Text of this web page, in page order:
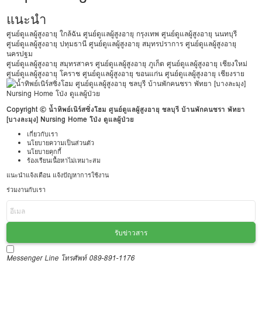
แนะนำ
ศูนย์ดูแลผู้สูงอายุ ใกล้ฉัน ศูนย์ดูแลผู้สูงอายุ กรุงเทพ ศูนย์ดูแลผู้สูงอายุ นนทบุรี
ศูนย์ดูแลผู้สูงอายุ ปทุมธานี ศูนย์ดูแลผู้สูงอายุ สมุทรปราการ ศูนย์ดูแลผู้สูงอายุ
นครปฐม
ศูนย์ดูแลผู้สูงอายุ สมุทรสาคร ศูนย์ดูแลผู้สูงอายุ ภูเก็ต ศูนย์ดูแลผู้สูงอายุ เชียงใหม่
ศูนย์ดูแลผู้สูงอายุ โคราช ศูนย์ดูแลผู้สูงอายุ ขอนแก่น ศูนย์ดูแลผู้สูงอายุ เชียงราย
Copyright © น้ำทิพย์เนิร์สซิ่งโฮม ศูนย์ดูแลผู้สูงอายุ ชลบุรี บ้านพักคนชรา พัทยา
[บางละมุง] Nursing Home โป่ง ดูแลผู้ป่วย
เกี่ยวกับเรา
นโยบายความเป็นส่วนตัว
นโยบายคุกกี้
ร้องเรียนเนื้อหาไม่เหมาะสม
แนะนำแจ้งเตือน แจ้งปัญหาการใช้งาน
ร่วมงานกับเรา
รับข่าวสาร
Messenger Line โทรศัพท์ 089-891-1176